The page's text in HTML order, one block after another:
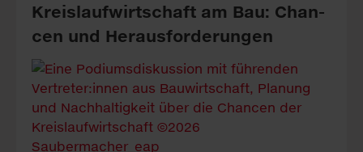
Kreis­lauf­wirt­schaft am Bau: Chan­
cen und Heraus­for­de­run­gen